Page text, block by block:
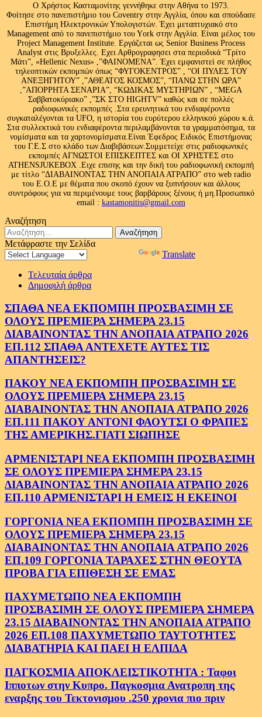
Ο Χρήστος Κασταμονίτης γεννήθηκε στην Αθήνα το 1973.
Φοίτησε στο πανεπιστήμιο του Coventry στην Αγγλία, όπου και σπούδασε
Επιστήμη Ηλεκτρονικών Υπολογιστών. Έχει μεταπτυχιακό στο
Management από το πανεπιστήμιο του Υork στην Αγγλία. Είναι μέλος του
Project Management Institute. Εργάζεται ως Senior Business Process
Analyst στις Βρυξελλες. Εχει Αρθρογραφησει στα περιοδικά “Τρίτο
Μάτι”, «Hellenic Nexus» ,”ΦΑΙΝΟΜΕΝΑ”. Έχει εμφανιστεί σε πλήθος
τηλεοπτικών εκπομπών όπως “ΦΥΓΟΚΕΝΤΡΟΣ” , “ΟΙ ΠΥΛΕΣ ΤΟΥ
ΑΝΕΞΗΓΗΤΟΥ” ,”ΑΘΕΑΤΟΣ ΚΟΣΜΟΣ”, “ΠΑΝΩ ΣΤΗΝ ΩΡΑ”
,”ΑΠΟΡΡΗΤΑ ΣΕΝΑΡΙΑ”, “ΚΩΔΙΚΑΣ ΜΥΣΤΗΡΙΩΝ” , “MEGA
Σαββατοκύριακο” ,”ΣΚ ΣΤΟ HIGHTV” καθώς και σε πολλές
ραδιοφωνικές εκπομπές .Στα ερευνητικά του ενδιαφέροντα
συγκαταλέγονται τα UFO, η ιστορία του ευρύτερου ελληνικού χώρου κ.ά.
Στα συλλεκτικά του ενδιαφέροντα περιλαμβάνονται τα γραμματόσημα, τα
νομίσματα και τα χαρτονομίσματα.Είναι Έφεδρος Ειδικός Επιστήμονας
του Γ.Ε.Σ στο κλάδο των Διαβιβάσεων.Συμμετείχε στις ραδιοφωνικές
εκπομπές ΑΓΝΩΣΤΟΙ ΕΠΙΣΚΕΠΤΕΣ και ΟΙ ΧΡΗΣΤΕΣ στο
ATHENSJUKEBOX .Ειχε επισης και την δική του ραδιοφωνική εκπομπή
με τίτλο “ΔΙΑΒΑΙΝΟΝΤΑΣ ΤΗΝ ΑΝΟΠΑΙΑ ΑΤΡΑΠΟ” στο web radio
του Ε.Ο.Ε με θέματα που σκοπό έχουν να ξυπνήσουν και άλλους
συντρόφους για να περιμένουμε τους βαρβάρους ξένους ή μη.Προσωπικό
email : kastamonitis@gmail.com
Αναζήτηση
Αναζήτηση
για:
Μετάφραστε την Σελίδα
Translate
Τελευταία άρθρα
Δημοφιλή άρθρα
ΣΠΑΘΑ ΝΕΑ ΕΚΠΟΜΠΗ ΠΡΟΣΒΑΣΙΜΗ ΣΕ
ΟΛΟΥΣ ΠΡΕΜΙΕΡΑ ΣΗΜΕΡΑ 23.15
ΔΙΑΒΑΙΝΟΝΤΑΣ ΤΗΝ ΑΝΟΠΑΙΑ ΑΤΡΑΠΟ 2026
ΕΠ.112 ΣΠΑΘΑ ΑΝΤΕΧΕΤΕ ΑΥΤΕΣ ΤΙΣ
ΑΠΑΝΤΗΣΕΙΣ?
ΠΑΚΟΥ ΝΕΑ ΕΚΠΟΜΠΗ ΠΡΟΣΒΑΣΙΜΗ ΣΕ
ΟΛΟΥΣ ΠΡΕΜΙΕΡΑ ΣΗΜΕΡΑ 23.15
ΔΙΑΒΑΙΝΟΝΤΑΣ ΤΗΝ ΑΝΟΠΑΙΑ ΑΤΡΑΠΟ 2026
ΕΠ.111 ΠΑΚΟΥ ΑΝΤΟΝΙ ΦΑΟΥΤΣΙ Ο ΦΡΑΠΕΣ
ΤΗΣ ΑΜΕΡΙΚΗΣ.ΓΙΑΤΙ ΣΙΩΠΗΣΕ
ΑΡΜΕΝΙΣΤΑΡΙ ΝΕΑ ΕΚΠΟΜΠΗ ΠΡΟΣΒΑΣΙΜΗ
ΣΕ ΟΛΟΥΣ ΠΡΕΜΙΕΡΑ ΣΗΜΕΡΑ 23.15
ΔΙΑΒΑΙΝΟΝΤΑΣ ΤΗΝ ΑΝΟΠΑΙΑ ΑΤΡΑΠΟ 2026
ΕΠ.110 ΑΡΜΕΝΙΣΤΑΡΙ Η ΕΜΕΙΣ Η ΕΚΕΙΝΟΙ
ΓΟΡΓΟΝΙΑ ΝΕΑ ΕΚΠΟΜΠΗ ΠΡΟΣΒΑΣΙΜΗ ΣΕ
ΟΛΟΥΣ ΠΡΕΜΙΕΡΑ ΣΗΜΕΡΑ 23.15
ΔΙΑΒΑΙΝΟΝΤΑΣ ΤΗΝ ΑΝΟΠΑΙΑ ΑΤΡΑΠΟ 2026
ΕΠ.109 ΓΟΡΓΟΝΙΑ ΤΑΡΑΧΕΣ ΣΤΗΝ ΘΕΟΥΤΑ
ΠΡΟΒΑ ΓΙΑ ΕΠΙΘΕΣΗ ΣΕ ΕΜΑΣ
ΠΑΧΥΜΕΤΩΠΟ ΝΕΑ ΕΚΠΟΜΠΗ
ΠΡΟΣΒΑΣΙΜΗ ΣΕ ΟΛΟΥΣ ΠΡΕΜΙΕΡΑ ΣΗΜΕΡΑ
23.15 ΔΙΑΒΑΙΝΟΝΤΑΣ ΤΗΝ ΑΝΟΠΑΙΑ ΑΤΡΑΠΟ
2026 ΕΠ.108 ΠΑΧΥΜΕΤΩΠΟ ΤΑΥΤΟΤΗΤΕΣ
ΔΙΑΒΑΤΗΡΙΑ ΚΑΙ ΠΑΕΙ Η ΕΛΠΙΔΑ
ΠΑΓΚΟΣΜΙΑ ΑΠΟΚΛΕΙΣΤΙΚΟΤΗΤΑ : Ταφοι
Ιπποτων στην Κυπρο. Παγκοσμια Ανατροπη της
εναρξης του Τεκτονισμου .250 χρονια πιο πριν